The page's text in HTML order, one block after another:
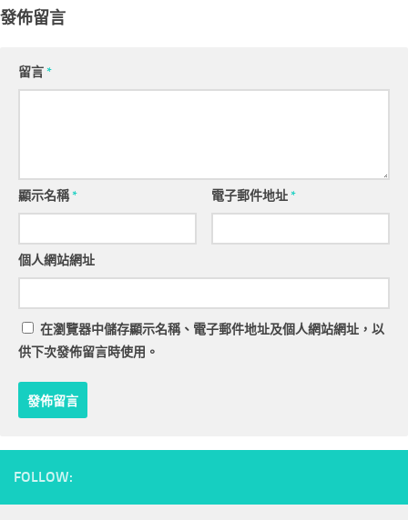
發佈留言
留言*
顯示名稱* 電子郵件地址*
個人網站網址
在瀏覽器中儲存顯示名稱、電子郵件地址及個人網站網址，以
供下次發佈留言時使用。
FOLLOW: